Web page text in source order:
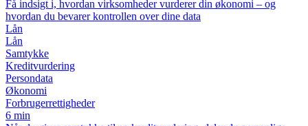
Få indsigt i, hvordan virksomheder vurderer din økonomi – og
hvordan du bevarer kontrollen over dine data
Lån
Lån
Samtykke
Kreditvurdering
Persondata
Økonomi
Forbrugerrettigheder
6 min